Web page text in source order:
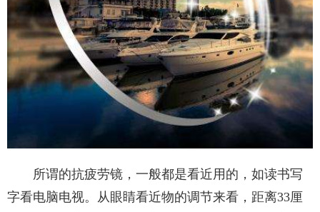
所谓的抗疲劳镜，一般都是看近用的，如读书写
字看电脑电视。从眼睛看近物的调节来看，距离33厘